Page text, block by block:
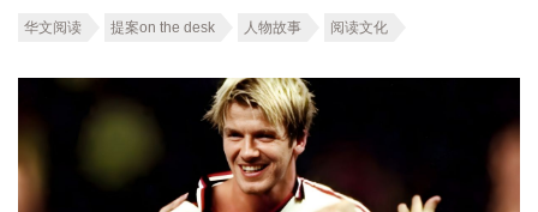
华文阅读 提案on the desk 人物故事 阅读文化